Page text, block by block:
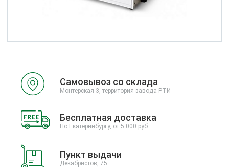
Самовывоз со склада
Монтерская 3, территория завода РТИ
Бесплатная доставка
По Екатеринбургу, от 5 000 руб.
Пункт выдачи
Декабристов, 75